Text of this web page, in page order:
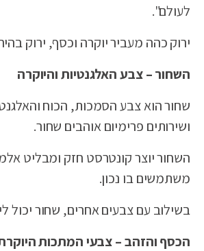
לעולם".
ירוק כהה מעביר יוקרה וכסף, ירוק
השחור – צבע האלגנטיות והיוקרה
ושירותים פרימיום אוהבים שחור.
השחור יוצר קונטרסט חזק ומבליט
משתמשים בו נכון.
בשילוב עם צבעים אחרים, שחור יכול
הכסף והזהב – צבעי המתכות